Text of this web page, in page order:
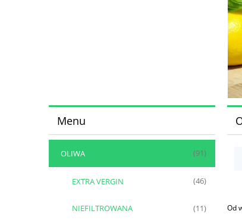
Menu
OLIWA (91)
EXTRA VERGIN (46)
NIEFILTROWANA (11)
Od